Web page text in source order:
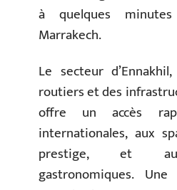
à quelques
Marrakech.
Le secteur
routiers et des
offre un accès
internationales, aux
prestige, et
gastronomiques.